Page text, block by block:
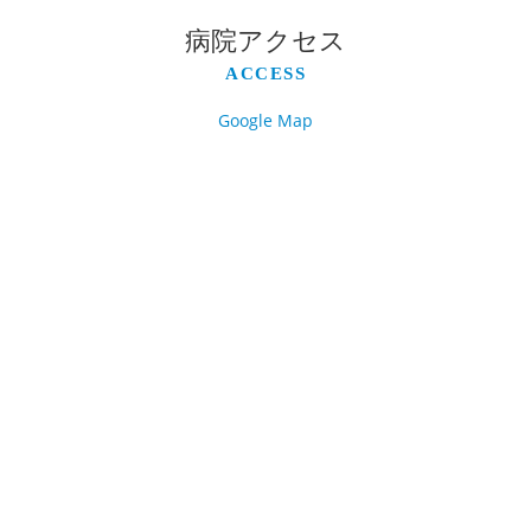
病院アクセス
ACCESS
Google Map